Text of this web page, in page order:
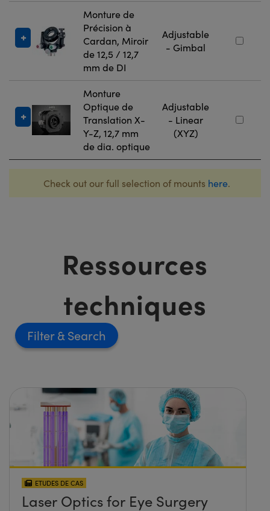
Monture de
Précision à
Cardan, Miroir
de 12,5 / 12,7
mm de DI
Adjustable
- Gimbal
Monture
Optique de
Translation X-
Y-Z, 12,7 mm
de dia. optique
Adjustable
- Linear
(XYZ)
Check out our full selection of mounts here.
Ressources
techniques
Filter
ETUDES DE CAS
Laser Optics for Eye Surgery